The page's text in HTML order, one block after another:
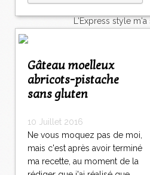
Gâteau moelleux
abricots-pistache
sans gluten
10 Juillet 2016
Ne vous moquez pas de moi,
mais c'est après avoir terminé
ma recette, au moment de la
L'Express style
lexpress.fr/Styles
articles récents